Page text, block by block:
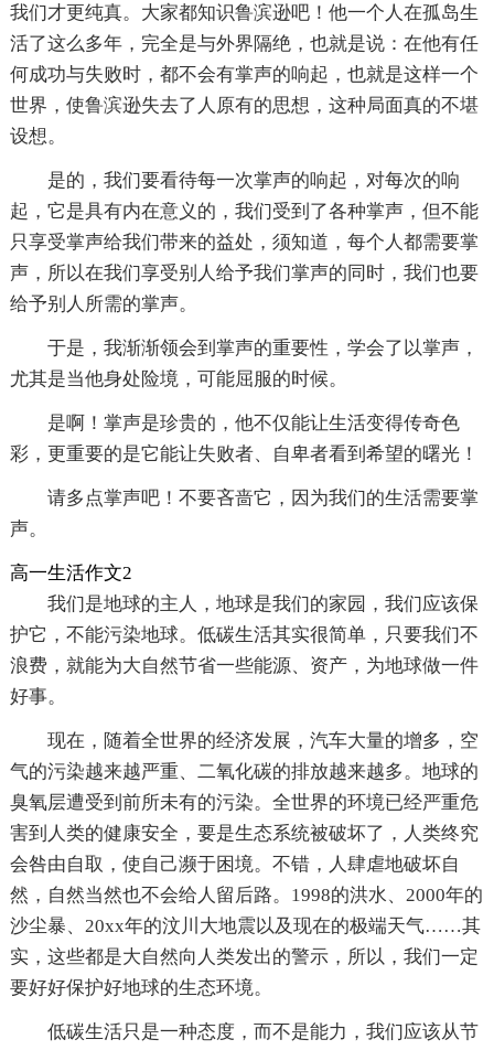
我们才更纯真。大家都知识鲁滨逊吧！他一个人在孤岛生
活了这么多年，完全是与外界隔绝，也就是说：在他有任
何成功与失败时，都不会有掌声的响起，也就是这样一个
世界，使鲁滨逊失去了人原有的思想，这种局面真的不堪
设想。
是的，我们要看待每一次掌声的响起，对每次的响
起，它是具有内在意义的，我们受到了各种掌声，但不能
只享受掌声给我们带来的益处，须知道，每个人都需要掌
声，所以在我们享受别人给予我们掌声的同时，我们也要
给予别人所需的掌声。
于是，我渐渐领会到掌声的重要性，学会了以掌声，
尤其是当他身处险境，可能屈服的时候。
是啊！掌声是珍贵的，他不仅能让生活变得传奇色
彩，更重要的是它能让失败者、自卑者看到希望的曙光！
请多点掌声吧！不要吝啬它，因为我们的生活需要掌
声。
高一生活作文2
我们是地球的主人，地球是我们的家园，我们应该保
护它，不能污染地球。低碳生活其实很简单，只要我们不
浪费，就能为大自然节省一些能源、资产，为地球做一件
好事。
现在，随着全世界的经济发展，汽车大量的增多，空
气的污染越来越严重、二氧化碳的排放越来越多。地球的
臭氧层遭受到前所未有的污染。全世界的环境已经严重危
害到人类的健康安全，要是生态系统被破坏了，人类终究
会咎由自取，使自己濒于困境。不错，人肆虐地破坏自
然，自然当然也不会给人留后路。1998的洪水、2000年的
沙尘暴、20xx年的汶川大地震以及现在的极端天气……其
实，这些都是大自然向人类发出的警示，所以，我们一定
要好好保护好地球的生态环境。
低碳生活只是一种态度，而不是能力，我们应该从节